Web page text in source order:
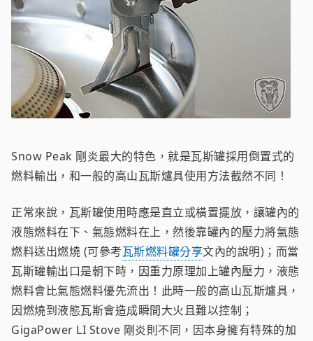
Snow Peak 剛炎最大的特色，就是瓦斯罐採用倒置式的
燃料輸出，和一般的高山瓦斯爐具使用方法截然不同！
正常來說，瓦斯罐使用時應是直立或橫置擺放，讓罐內的
液態燃料在下、氣態燃料在上，然後靠罐內的壓力將氣態
燃料送出燃燒 (可參考瓦斯燃料罐分享文內的說明)；而當
瓦斯罐輸出口是朝下時，因重力原理加上罐內壓力，液態
燃料會比氣態燃料優先流出！此時一般的高山瓦斯爐具，
因燃燒到液態瓦斯會造成瞬間大火且難以控制；
GigaPower LI Stove 剛炎則不同，因本身擁有特殊的加